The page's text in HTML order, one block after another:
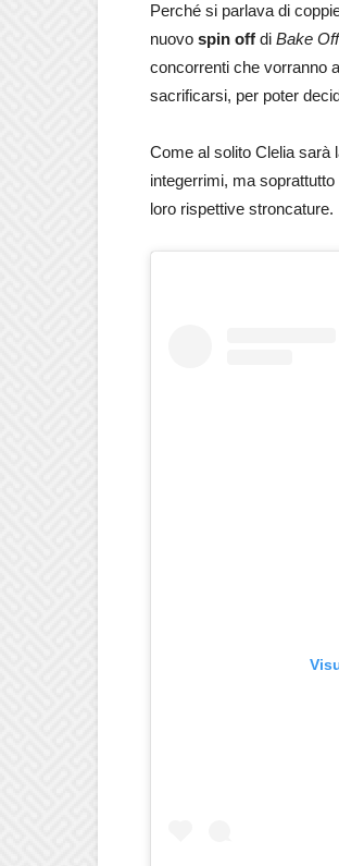
Perché si parlava di
nuovo spin off di Bake Off
concorrenti che vorranno
sacrificarsi, per poter
Come al solito Clelia sarà
integerrimi, ma
loro rispettive stroncature.